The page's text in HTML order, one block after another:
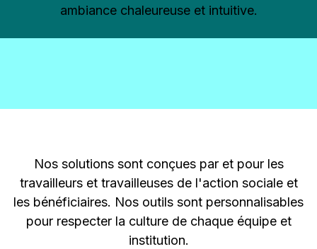
ambiance chaleureuse et intuitive.
Nos solutions sont conçues par et pour les
travailleurs et travailleuses de l'action sociale et
les bénéficiaires. Nos outils sont personnalisables
pour respecter la culture de chaque équipe et
institution.